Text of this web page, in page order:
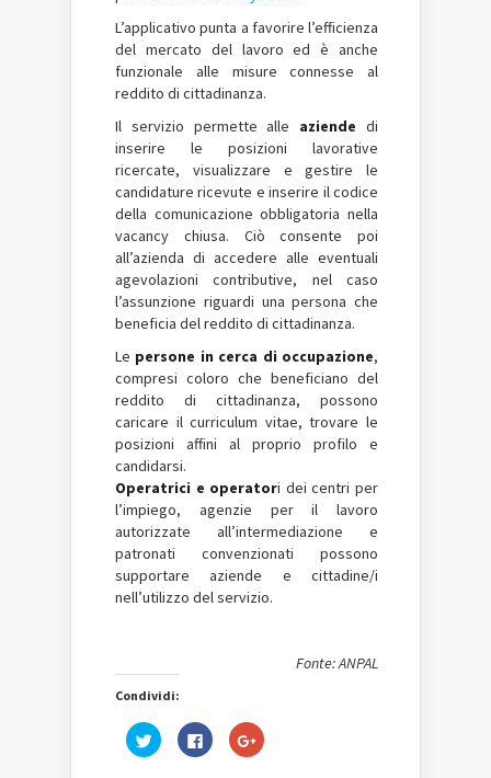
L’applicativo punta a favorire l’efficienza
del mercato del lavoro ed è anche
funzionale alle misure connesse al
reddito di cittadinanza.
Il servizio permette alle aziende di
inserire le posizioni lavorative
ricercate, visualizzare e gestire le
candidature ricevute e inserire il codice
della comunicazione obbligatoria nella
vacancy chiusa. Ciò consente poi
all’azienda di accedere alle eventuali
agevolazioni contributive, nel caso
l’assunzione riguardi una persona che
beneficia del reddito di cittadinanza.
Le persone in cerca di occupazione,
compresi coloro che beneficiano del
reddito di cittadinanza, possono
caricare il curriculum vitae, trovare le
posizioni affini al proprio profilo e
candidarsi.
Operatrici e operatori dei centri per
l’impiego, agenzie per il lavoro
autorizzate all’intermediazione e
patronati convenzionati possono
supportare aziende e cittadine/i
nell’utilizzo del servizio.
Fonte: ANPAL
Condividi:
Fai
clic
Fai
clic
Fai
clic